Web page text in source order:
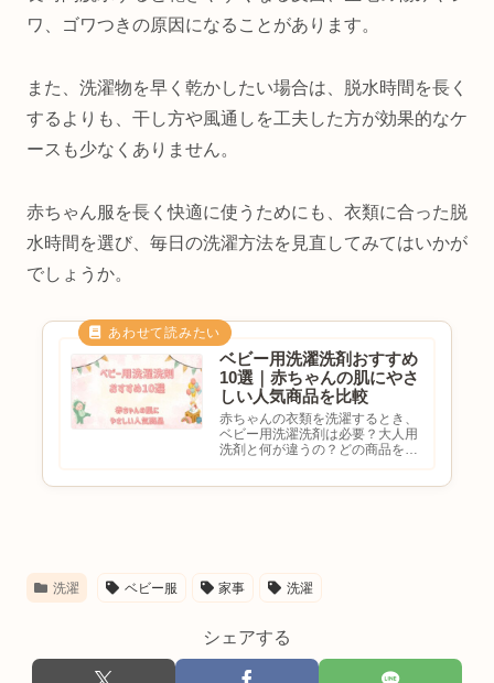
ワ、ゴワつきの原因になることがあります。
また、洗濯物を早く乾かしたい場合は、脱水時間を長く
するよりも、干し方や風通しを工夫した方が効果的なケ
ースも少なくありません。
赤ちゃん服を長く快適に使うためにも、衣類に合った脱
水時間を選び、毎日の洗濯方法を見直してみてはいかが
でしょうか。
ベビー用洗濯洗剤おすすめ
10選｜赤ちゃんの肌にやさ
しい人気商品を比較
赤ちゃんの衣類を洗濯するとき、
ベビー用洗濯洗剤は必要？大人用
洗剤と何が違うの？どの商品を選
洗濯 ベビー服 家事 洗濯
シェアする